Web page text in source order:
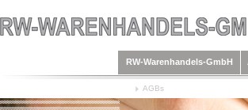
RW-Warenhandels-GmbH
AGBs